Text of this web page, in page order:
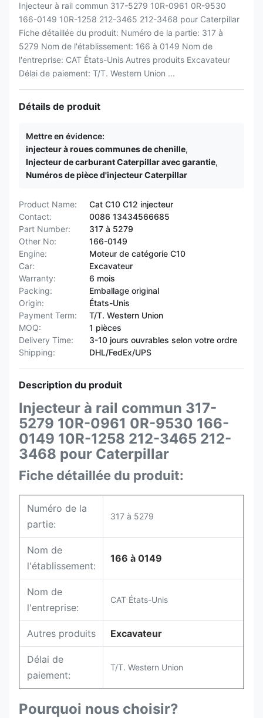
Injecteur à rail commun 317-5279 10R-0961 0R-9530
166-0149 10R-1258 212-3465 212-3468 pour Caterpillar
Fiche détaillée du produit: Numéro de la partie: 317 à
5279 Nom de l'établissement: 166 à 0149 Nom de
l'entreprise: CAT États-Unis Autres produits Excavateur
Délai de paiement: T/T. Western Union ...
Détails de produit
Mettre en évidence:
injecteur à roues communes de chenille,
Injecteur de carburant Caterpillar avec garantie,
Numéros de pièce d'injecteur Caterpillar
Product Name:
Cat C10 C12 injecteur
Contact:
0086 13434566685
Part Number:
317 à 5279
Other No:
166-0149
Engine:
Moteur de catégorie C10
Car:
Excavateur
Warranty:
6 mois
Packing:
Emballage original
Origin:
États-Unis
Payment Term:
T/T. Western Union
MOQ:
1 pièces
Delivery Time:
3-10 jours ouvrables selon votre ordre
Shipping:
DHL/FedEx/UPS
Description du produit
Injecteur à rail commun 317-
5279 10R-0961 0R-9530 166-
0149 10R-1258 212-3465 212-
3468 pour Caterpillar
Fiche détaillée du produit:
Numéro de la
partie:
317 à 5279
Nom de
l'établissement:
166 à 0149
Nom de
l'entreprise:
CAT États-Unis
Autres produits Excavateur
Délai de
paiement:
T/T. Western Union
Pourquoi nous choisir?